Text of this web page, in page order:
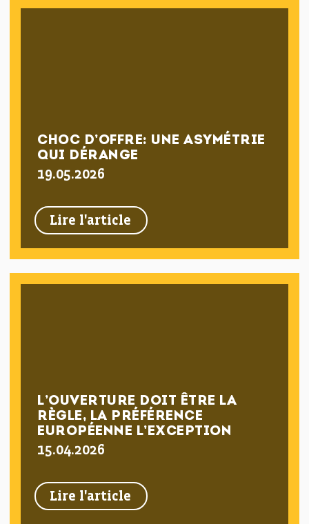
CHOC D’OFFRE: UNE ASYMÉTRIE
QUI DÉRANGE
Lire l'article
19.05.2026
L’OUVERTURE DOIT ÊTRE LA
RÈGLE, LA PRÉFÉRENCE
EUROPÉENNE L’EXCEPTION
Lire l'article
15.04.2026